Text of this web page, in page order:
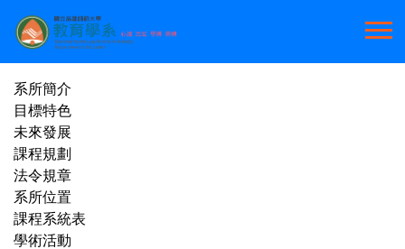
系所簡介
目標特色
未來發展
課程規劃
法令規章
系所位置
課程系統表
學術活動